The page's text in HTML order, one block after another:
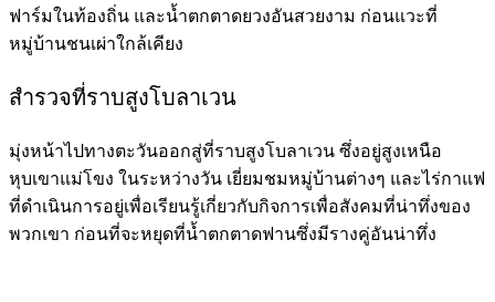
ฟาร์มในท้องถิ่น และน้ำตกตาดยวงอันสวยงาม ก่อนแวะที่
หมู่บ้านชนเผ่าใกล้เคียง
สำรวจที่ราบสูงโบลาเวน
มุ่งหน้าไปทางตะวันออกสู่ที่ราบสูงโบลาเวน ซึ่งอยู่สูงเหนือ
หุบเขาแม่โขง ในระหว่างวัน เยี่ยมชมหมู่บ้านต่างๆ และไร่กาแฟ
ที่ดำเนินการอยู่เพื่อเรียนรู้เกี่ยวกับกิจการเพื่อสังคมที่น่าทึ่งของ
พวกเขา ก่อนที่จะหยุดที่น้ำตกตาดฟานซึ่งมีรางคู่อันน่าทึ่ง